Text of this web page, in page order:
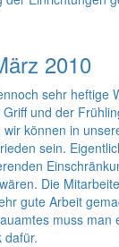
2010
sehr heftige
und der
können in
sein.
Die
gute Arbeit
muss man
dafür.